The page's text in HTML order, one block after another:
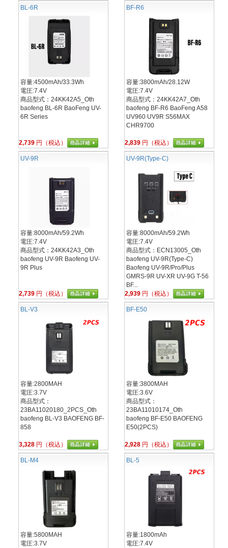
BL-6R
容量:4500mAh/33.3Wh
電圧:7.4V
商品型式：24KK42A5_Oth
baofeng BL-6R BaoFeng UV-
6R Series
2,739 円（税込）
BF-R6
容量:3800mAh/28.12W
電圧:7.4V
商品型式：24KK42A7_Oth
baofeng BF-R6 BaoFeng A58
UV960 UV9R S56MAX
CHR9700
2,839 円（税込）
UV-9R
容量:8000mAh/59.2Wh
電圧:7.4V
商品型式：24KK42A3_Oth
baofeng UV-9R Baofeng UV-
9R Plus
2,739 円（税込）
UV-9R(Type-C)
容量:8000mAh/59.2Wh
電圧:7.4V
商品型式：ECN13005_Oth
baofeng UV-9R(Type-C)
Baofeng UV-9R/Pro/Plus
GMRS-9R UV-XR UV-9G T-56
BF...
2,939 円（税込）
BL-V3
容量:2800MAH
電圧:3.7V
商品型式：
23BA11020180_2PCS_Oth
baofeng BL-V3 BAOFENG BF-
858
3,328 円（税込）
BF-E50
容量:3800MAH
電圧:3.6V
商品型式：
23BA11010174_Oth
baofeng BF-E50 BAOFENG
E50(2PCS)
2,928 円（税込）
BL-M4
容量:5800MAH
電圧:3.7V
BL-5
容量:1800mAh
電圧:7.4V